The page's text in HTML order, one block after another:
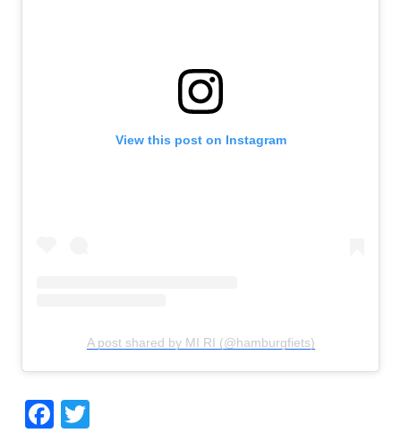
View this post on Instagram
A post shared by MI RI (@hamburgfiets)
Facebook